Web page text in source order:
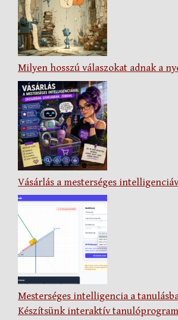
Milyen hosszú válaszokat adnak a
Vásárlás a mesterséges
Mesterséges intelligencia a
Készítsünk interaktív